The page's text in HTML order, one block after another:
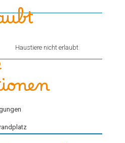
Haustiere nicht erlaubt